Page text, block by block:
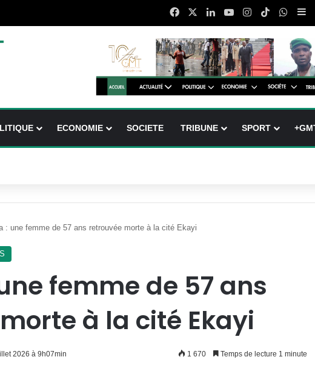
FacebookLinkedinYouTubeInstagram
TikTok
ECONOMIE SOCIETE TRIBUNE SPORT
: une femme de 57 ans retrouvée morte à la cité Ekayi
femme de 57 ans
à la cité Ekayi
2026 à 9h07min 1 670 Temps de lecture 1 minute